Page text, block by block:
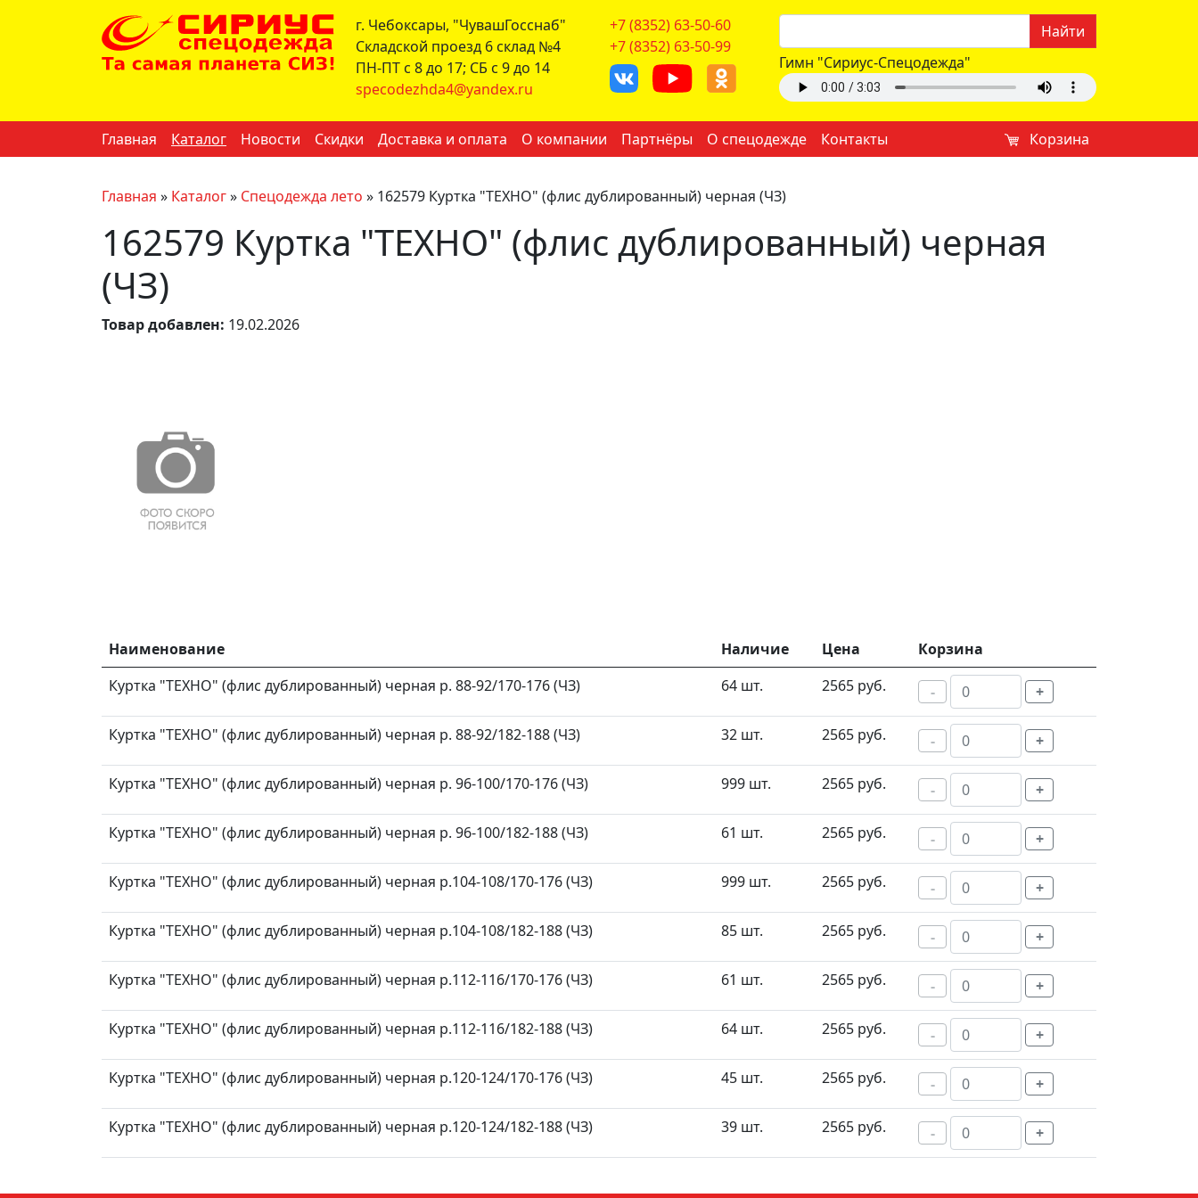
г. Чебоксары, "ЧувашГосснаб"
Складской проезд 6 склад №4
ПН-ПТ с 8 до 17; СБ с 9 до 14
specodezhda4@yandex.ru
+7 (8352) 63-50-60
+7 (8352) 63-50-99
Найти
Гимн "Сириус-Спецодежда"
Главная Каталог Новости Скидки Доставка и оплата О компании Партнёры О спецодежде Контакты Корзина
Главная » Каталог» Спецодежда лето » 162579 Куртка "ТЕХНО" (флис дублированный) черная (ЧЗ)
162579 Куртка "ТЕХНО" (флис дублированный) черная
(ЧЗ)
Товар добавлен: 19.02.2026
Наименование Наличие Цена
Корзина
Куртка "ТЕХНО" (флис дублированный) черная р. 88-92/170-176 (ЧЗ)
64 шт. 2565 руб. - +
Куртка "ТЕХНО" (флис дублированный) черная р. 88-92/182-188 (ЧЗ) 32 шт. 2565 руб. - +
Куртка "ТЕХНО" (флис дублированный) черная р. 96-100/170-176 (ЧЗ) 999 шт. 2565 руб. - +
Куртка "ТЕХНО" (флис дублированный) черная р. 96-100/182-188 (ЧЗ) 61 шт. 2565 руб. - +
Куртка "ТЕХНО" (флис дублированный) черная р.104-108/170-176 (ЧЗ) 999 шт. 2565 руб. - +
Куртка "ТЕХНО" (флис дублированный) черная р.104-108/182-188 (ЧЗ) 85 шт. 2565 руб. - +
Куртка "ТЕХНО" (флис дублированный) черная р.112-116/170-176 (ЧЗ) 61 шт. 2565 руб. - +
Куртка "ТЕХНО" (флис дублированный) черная р.112-116/182-188 (ЧЗ) 64 шт. 2565 руб. - +
Куртка "ТЕХНО" (флис дублированный) черная р.120-124/170-176 (ЧЗ) 45 шт. 2565 руб. - +
Куртка "ТЕХНО" (флис дублированный) черная р.120-124/182-188 (ЧЗ) 39 шт. 2565 руб. - +